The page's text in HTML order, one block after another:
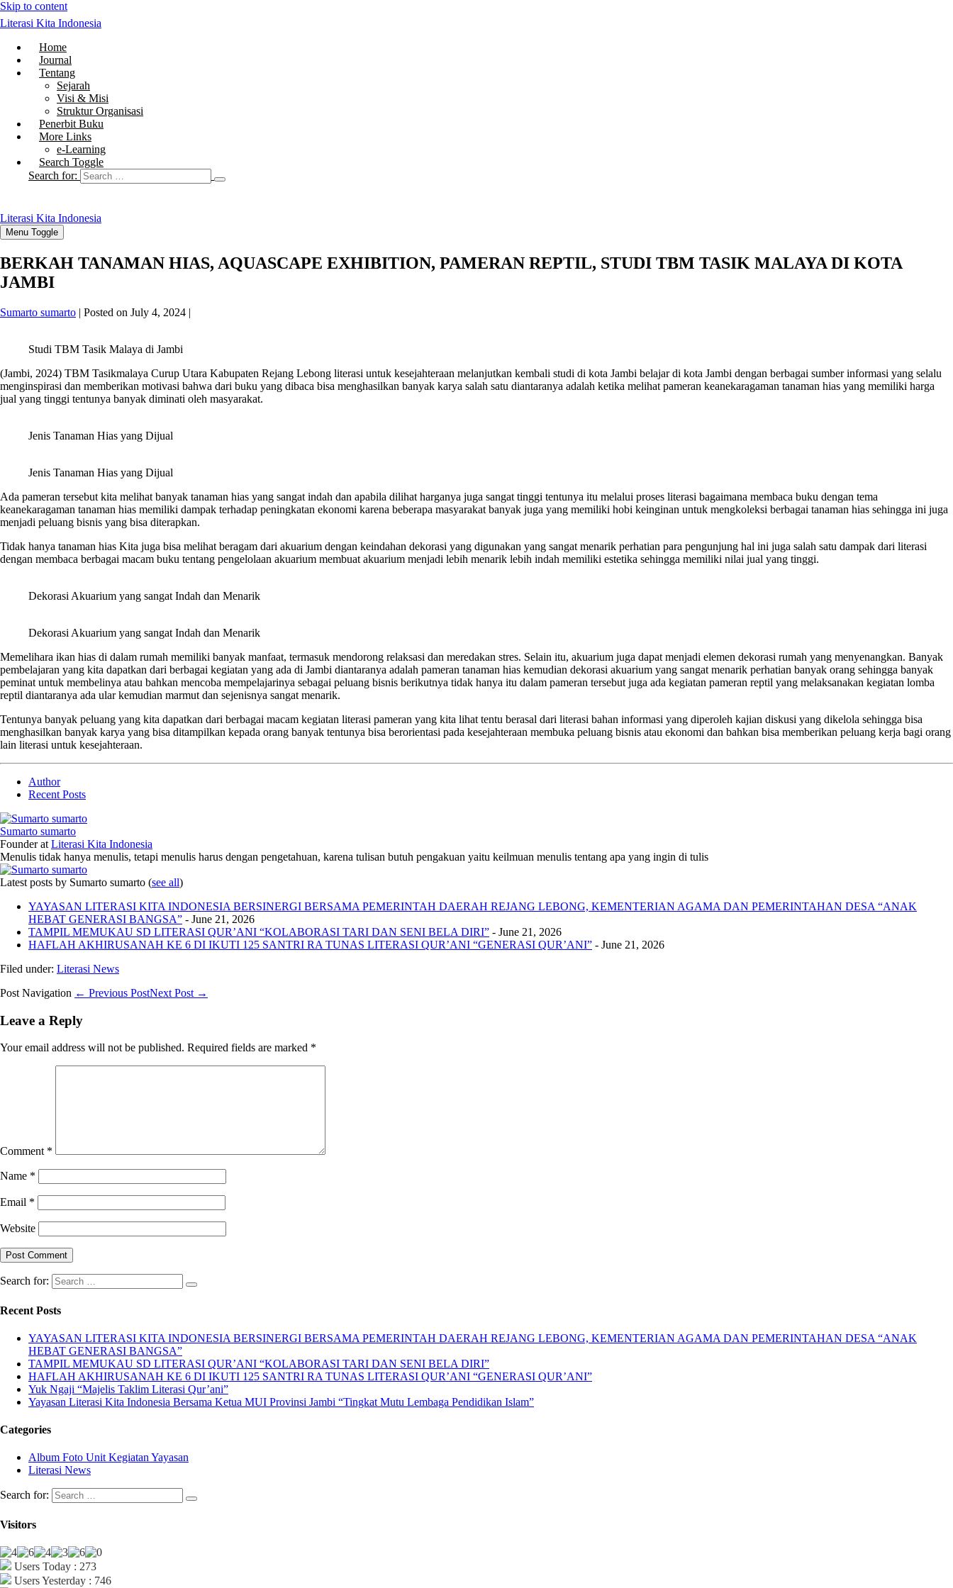
Skip to content
Literasi Kita Indonesia
Home
Journal
Tentang
Sejarah
Visi & Misi
Struktur Organisasi
Penerbit Buku
More Links
e-Learning
Search Toggle
Search for:
Literasi Kita Indonesia
Menu Toggle
BERKAH TANAMAN HIAS, AQUASCAPE EXHIBITION, PAMERAN REPTIL, STUDI TBM TASIK MALAYA DI KOTA
JAMBI
Sumarto sumarto | Posted on July 4, 2024 |
Studi TBM Tasik Malaya di Jambi
(Jambi, 2024) TBM Tasikmalaya Curup Utara Kabupaten Rejang Lebong literasi untuk kesejahteraan melanjutkan kembali studi di kota Jambi belajar di kota Jambi dengan berbagai sumber informasi yang selalu
menginspirasi dan memberikan motivasi bahwa dari buku yang dibaca bisa menghasilkan banyak karya salah satu diantaranya adalah ketika melihat pameran keanekaragaman tanaman hias yang memiliki harga
jual yang tinggi tentunya banyak diminati oleh masyarakat.
Jenis Tanaman Hias yang Dijual
Jenis Tanaman Hias yang Dijual
Ada pameran tersebut kita melihat banyak tanaman hias yang sangat indah dan apabila dilihat harganya juga sangat tinggi tentunya itu melalui proses literasi bagaimana membaca buku dengan tema
keanekaragaman tanaman hias memiliki dampak terhadap peningkatan ekonomi karena beberapa masyarakat banyak juga yang memiliki hobi keinginan untuk mengkoleksi berbagai tanaman hias sehingga ini juga
menjadi peluang bisnis yang bisa diterapkan.
Tidak hanya tanaman hias Kita juga bisa melihat beragam dari akuarium dengan keindahan dekorasi yang digunakan yang sangat menarik perhatian para pengunjung hal ini juga salah satu dampak dari literasi
dengan membaca berbagai macam buku tentang pengelolaan akuarium membuat akuarium menjadi lebih menarik lebih indah memiliki estetika sehingga memiliki nilai jual yang tinggi.
Dekorasi Akuarium yang sangat Indah dan Menarik
Dekorasi Akuarium yang sangat Indah dan Menarik
Memelihara ikan hias di dalam rumah memiliki banyak manfaat, termasuk mendorong relaksasi dan meredakan stres. Selain itu, akuarium juga dapat menjadi elemen dekorasi rumah yang menyenangkan. Banyak
pembelajaran yang kita dapatkan dari berbagai kegiatan yang ada di Jambi diantaranya adalah pameran tanaman hias kemudian dekorasi akuarium yang sangat menarik perhatian banyak orang sehingga banyak
peminat untuk membelinya atau bahkan mencoba mempelajarinya sebagai peluang bisnis berikutnya tidak hanya itu dalam pameran tersebut juga ada kegiatan pameran reptil yang melaksanakan kegiatan lomba
reptil diantaranya ada ular kemudian marmut dan sejenisnya sangat menarik.
Tentunya banyak peluang yang kita dapatkan dari berbagai macam kegiatan literasi pameran yang kita lihat tentu berasal dari literasi bahan informasi yang diperoleh kajian diskusi yang dikelola sehingga bisa
menghasilkan banyak karya yang bisa ditampilkan kepada orang banyak tentunya bisa berorientasi pada kesejahteraan membuka peluang bisnis atau ekonomi dan bahkan bisa memberikan peluang kerja bagi orang
lain literasi untuk kesejahteraan.
Author
Recent Posts
Sumarto sumarto
Founderat Literasi Kita Indonesia
Menulis tidak hanya menulis, tetapi menulis harus dengan pengetahuan, karena tulisan butuh pengakuan yaitu keilmuan menulis tentang apa yang ingin di tulis
Latest posts by Sumarto sumarto (see all)
YAYASAN LITERASI KITA INDONESIA BERSINERGI BERSAMA PEMERINTAH DAERAH REJANG LEBONG, KEMENTERIAN AGAMA DAN PEMERINTAHAN DESA “ANAK
HEBAT GENERASI BANGSA” - June 21, 2026
TAMPIL MEMUKAU SD LITERASI QUR’ANI “KOLABORASI TARI DAN SENI BELA DIRI” - June 21, 2026
HAFLAH AKHIRUSANAH KE 6 DI IKUTI 125 SANTRI RA TUNAS LITERASI QUR’ANI “GENERASI QUR’ANI” - June 21, 2026
Filed under: Literasi News
Post Navigation ← Previous PostNext Post →
Leave a Reply
Your email address will not be published. Required fields are marked *
Comment *
Name *
Email *
Website
Search for:
Recent Posts
YAYASAN LITERASI KITA INDONESIA BERSINERGI BERSAMA PEMERINTAH DAERAH REJANG LEBONG, KEMENTERIAN AGAMA DAN PEMERINTAHAN DESA “ANAK
HEBAT GENERASI BANGSA”
TAMPIL MEMUKAU SD LITERASI QUR’ANI “KOLABORASI TARI DAN SENI BELA DIRI”
HAFLAH AKHIRUSANAH KE 6 DI IKUTI 125 SANTRI RA TUNAS LITERASI QUR’ANI “GENERASI QUR’ANI”
Yuk Ngaji “Majelis Taklim Literasi Qur’ani”
Yayasan Literasi Kita Indonesia Bersama Ketua MUI Provinsi Jambi “Tingkat Mutu Lembaga Pendidikan Islam”
Categories
Album Foto Unit Kegiatan Yayasan
Literasi News
Search for:
Visitors
Users Today : 273
Users Yesterday : 746